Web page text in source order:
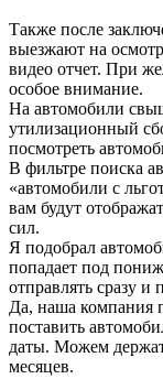
Также после
выезжают на
видео отчет. При
особое внимание.
На автомобили
утилизационный
посмотреть
В фильтре поиска
«автомобили с
вам будут
сил.
Я подобрал
попадает под
отправлять сразу и
Да, наша компания
поставить
даты. Можем
месяцев.